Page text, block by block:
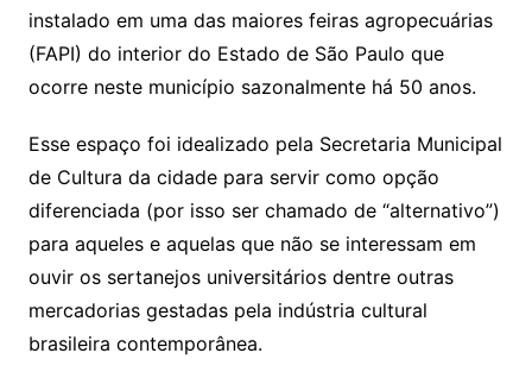
instalado em uma das maiores feiras agropecuárias
(FAPI) do interior do Estado de São Paulo que
ocorre neste município sazonalmente há 50 anos.
Esse espaço foi idealizado pela Secretaria Municipal
de Cultura da cidade para servir como opção
diferenciada (por isso ser chamado de “alternativo”)
para aqueles e aquelas que não se interessam em
ouvir os sertanejos universitários dentre outras
mercadorias gestadas pela indústria cultural
brasileira contemporânea.